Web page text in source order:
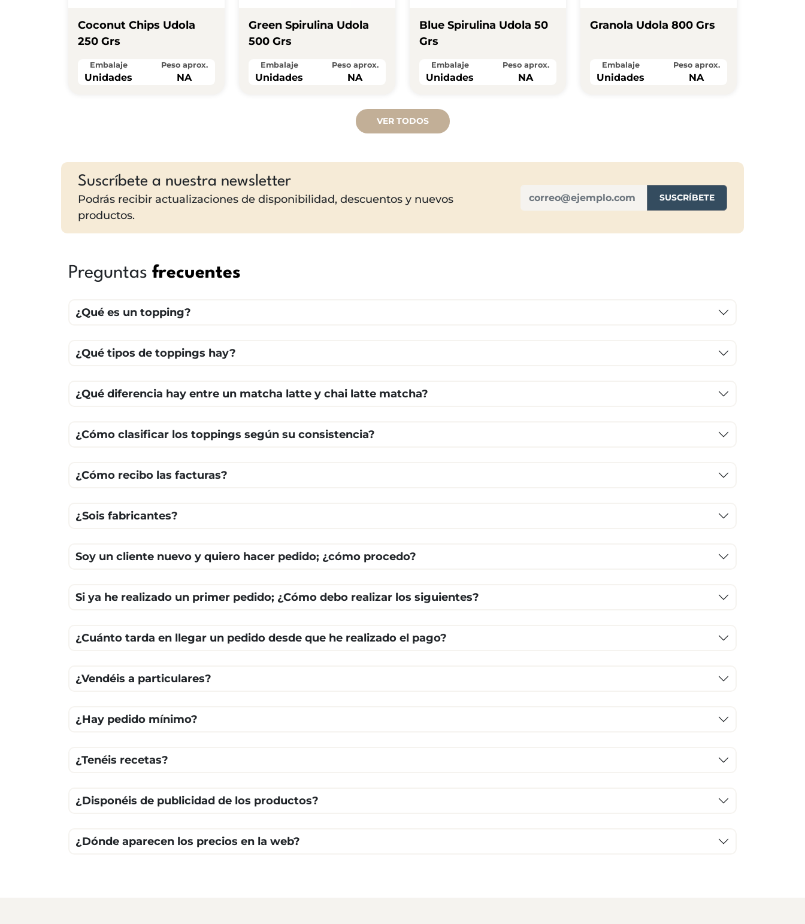
Coconut Chips Udola
250 Grs
Embalaje
Unidades
Peso aprox.
NA
Green Spirulina Udola
500 Grs
Embalaje
Unidades
Peso aprox.
NA
Blue Spirulina Udola 50
Grs
Embalaje
Unidades
Peso aprox.
NA
Granola Udola 800 Grs
Embalaje
Unidades
Peso aprox.
NA
VER TODOS
Suscríbete a nuestra newsletter
Podrás recibir actualizaciones de disponibilidad, descuentos y nuevos
productos.
SUSCRÍBETE
Preguntas frecuentes
¿Qué es un topping?
¿Qué tipos de toppings hay?
¿Qué diferencia hay entre un matcha latte y chai latte matcha?
¿Cómo clasificar los toppings según su consistencia?
¿Cómo recibo las facturas?
¿Sois fabricantes?
Soy un cliente nuevo y quiero hacer pedido; ¿cómo procedo?
Si ya he realizado un primer pedido; ¿Cómo debo realizar los siguientes?
¿Cuánto tarda en llegar un pedido desde que he realizado el pago?
¿Vendéis a particulares?
¿Hay pedido mínimo?
¿Tenéis recetas?
¿Disponéis de publicidad de los productos?
¿Dónde aparecen los precios en la web?